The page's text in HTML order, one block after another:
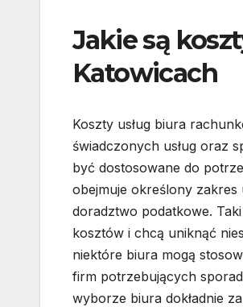
Jakie są
Katowicach
Koszty usług biura
świadczonych usług oraz
być dostosowane do
obejmuje określony zakres
doradztwo podatkowe.
kosztów i chcą uniknąć
niektóre biura mogą
firm potrzebujących
wyborze biura dokładnie